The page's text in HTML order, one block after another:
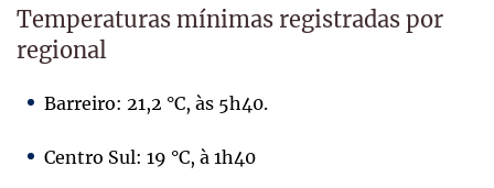
Temperaturas mínimas registradas por
regional
Barreiro: 21,2 °C, às 5h40.
Centro Sul: 19 °C, à 1h40